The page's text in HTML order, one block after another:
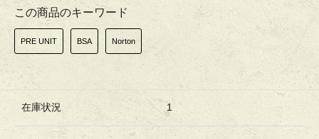
この商品のキーワード
PRE UNIT BSA Norton
在庫状況 1